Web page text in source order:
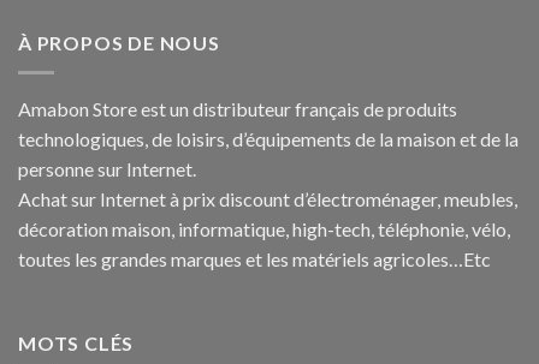
À PROPOS DE NOUS
Amabon Store est un distributeur français de produits
technologiques, de loisirs, d’équipements de la maison et de la
personne sur Internet.
Achat sur Internet à prix discount d’électroménager, meubles,
décoration maison, informatique, high-tech, téléphonie, vélo,
toutes les grandes marques et les matériels agricoles…Etc
MOTS CLÉS